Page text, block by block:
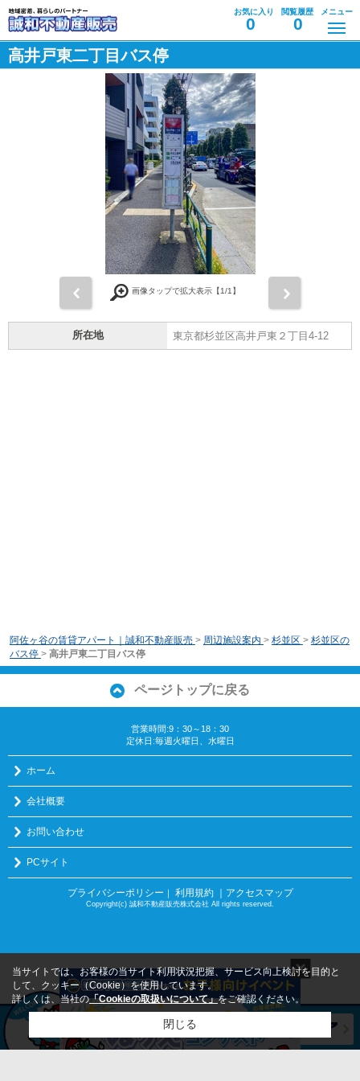
お気に入り
0
閲覧履歴
0
メニュー
高井戸東二丁目バス停
画像タップで拡大表示【1/1】
所在地 東京都杉並区高井戸東２丁目4-12
阿佐ヶ谷の賃貸アパート｜誠和不動産販売 > 周辺施設案内 > 杉並区 > 杉並区の
バス停 > 高井戸東二丁目バス停
ページトップに戻る
営業時間:9：30～18：30
定休日:毎週火曜日、水曜日
ホーム
会社概要
お問い合わせ
PCサイト
プライバシーポリシー ｜ 利用規約 ｜アクセスマップ
Copyright(c) 誠和不動産販売株式会社 All rights reserved.
当サイトでは、お客様の当サイト利用状況把握、サービス向上検討を目的と
して、クッキー（Cookie）を使用しています。
詳しくは、当社の「Cookieの取扱いについて」をご確認ください。
閉じる